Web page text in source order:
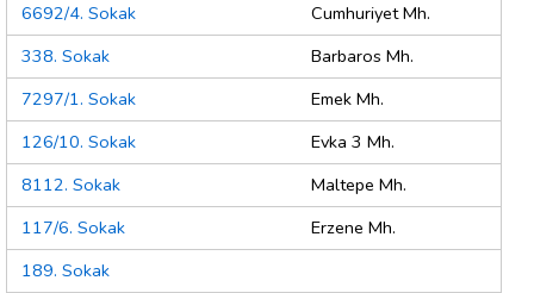
6692/4. Sokak
Cumhuriyet Mh.
338. Sokak
Barbaros Mh.
7297/1. Sokak
Emek Mh.
126/10. Sokak
Evka 3 Mh.
8112. Sokak
Maltepe Mh.
117/6. Sokak
Erzene Mh.
189. Sokak